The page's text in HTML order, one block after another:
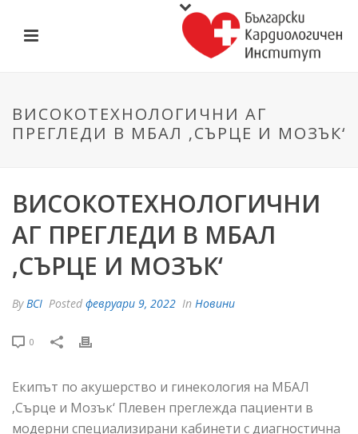
ВИСОКОТЕХНОЛОГИЧНИ АГ
ПРЕГЛЕДИ В МБАЛ ‚СЪРЦЕ И МОЗЪК‘
ВИСОКОТЕХНОЛОГИЧНИ
АГ ПРЕГЛЕДИ В МБАЛ
‚СЪРЦЕ И МОЗЪК‘
ByBCI Posted февруари 9, 2022 In Новини
0
Екипът по акушерство и гинекология на МБАЛ
‚Сърце и Мозък‘ Плевен преглежда пациенти в
модерни специализирани кабинети с диагностична